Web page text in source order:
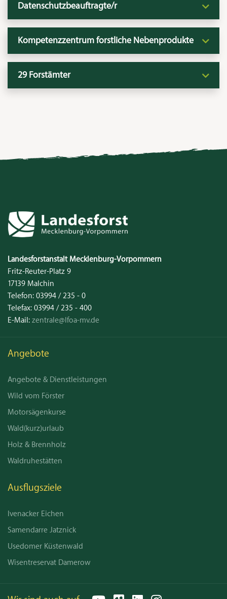
Datenschutzbeauftragte/r
Kompetenzzentrum forstliche Nebenprodukte
29 Forstämter
Kontakt
Landesforstanstalt Mecklenburg‑Vorpommern
Fritz-Reuter-Platz 9
17139 Malchin
Telefon: 03994 / 235 - 0
Telefax: 03994 / 235 - 400
E-Mail: zentrale@lfoa-mv.de
Angebote
Angebote & Dienstleistungen
Wild vom Förster
Motorsägenkurse
Wald(kurz)urlaub
Holz & Brennholz
Waldruhestätten
Ausflugsziele
Ivenacker Eichen
Samendarre Jatznick
Usedomer Küstenwald
Wisentreservat Damerow